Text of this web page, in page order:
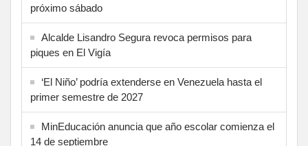
próximo sábado
Alcalde Lisandro Segura revoca permisos para
piques en El Vigía
‘El Niño’ podría extenderse en Venezuela hasta el
primer semestre de 2027
MinEducación anuncia que año escolar comienza el
14 de septiembre